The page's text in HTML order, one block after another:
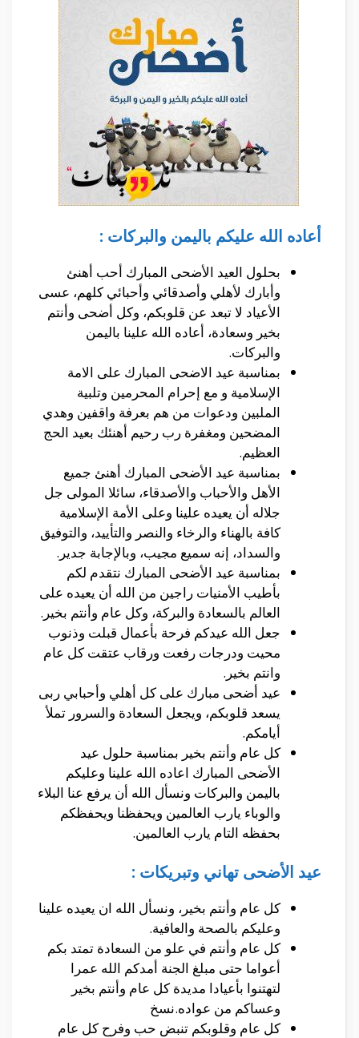
أعاده الله عليكم باليمن والبركات :
بحلول العيد الأضحى المبارك أحب أهنئ
وأبارك لأهلي وأصدقائي وأحبائي كلهم، عسى
الأعياد لا تبعد عن قلوبكم، وكل أضحى وأنتم
بخير وسعادة، أعاده الله علينا باليمن
والبركات.
بمناسبة عيد الاضحى المبارك على الامة
الإسلامية و مع إحرام المحرمين وتلبية
الملبين ودعوات من هم بعرفة واقفين وهدي
المضحين ومغفرة رب رحيم أهنئك بعيد الحج
العظيم.
بمناسبة عيد الأضحى المبارك أهنئ جميع
الأهل والأحباب والأصدقاء، سائلا المولى جل
جلاله أن يعيده علينا وعلى الأمة الإسلامية
كافة بالهناء والرخاء والنصر والتأييد، والتوفيق
والسداد، إنه سميع مجيب، وباﻹجابة جدير.
بمناسبة عيد الأضحى المبارك نتقدم لكم
بأطيب الأمنيات راجين من الله أن يعيده على
العالم بالسعادة والبركة، وكل عام وأنتم بخير.
جعل الله عيدكم فرحة بأعمال قبلت وذنوب
محيت ودرجات رفعت ورقاب عتقت كل عام
وانتم بخير.
عيد أضحى مبارك على كل أهلي وأحبابي ربى
يسعد قلوبكم، ويجعل السعادة والسرور تملأ
أيامكم.
كل عام وأنتم بخير بمناسبة حلول عيد
الأضحى المبارك اعاده الله علينا وعليكم
باليمن والبركات ونسأل الله أن يرفع عنا البلاء
والوباء يارب العالمين ويحفظنا ويحفظكم
بحفظه التام يارب العالمين.
عيد الأضحى تهاني وتبريكات :
كل عام وأنتم بخير، ونسأل الله ان يعيده علينا
وعليكم بالصحة والعافية.
كل عام وأنتم في علو من السعادة تمتد بكم
أعواما حتى مبلغ الجنة أمدكم الله عمرا
لتهتنوا بأعيادا مديدة كل عام وأنتم بخير
وعساكم من عواده.نسخ
كل عام وقلوبكم تنبض حب وفرح كل عام